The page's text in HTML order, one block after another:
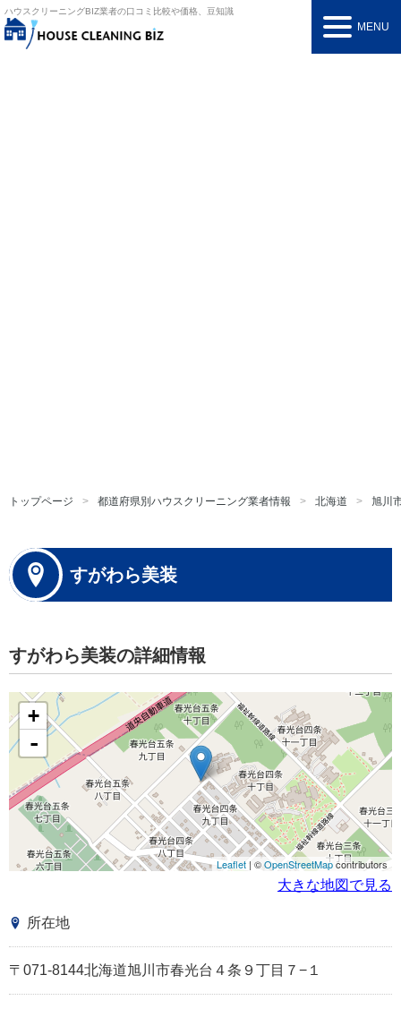
ハウスクリーニングBIZ業者の口コミ比較や価格、豆知識
MENU
トップページ 都道府県別ハウスクリーニング業者情報 北海道 旭川
すがわら美装
すがわら美装の詳細情報
+
-
Leaflet | ©OpenStreetMapcontributors
大きな地図で見る
所在地
〒071-8144北海道旭川市春光台４条９丁目７−１